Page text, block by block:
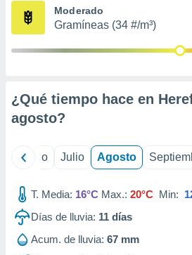
publicidad
1199
Moderado
Gramíneas (34 #/m³)
¿Qué tiempo hace en
agosto?
Junio Julio Agosto
T. Media: 16°C Max.: 20°C Min:
Días de lluvia: 11 días
Acum. de lluvia: 67 mm